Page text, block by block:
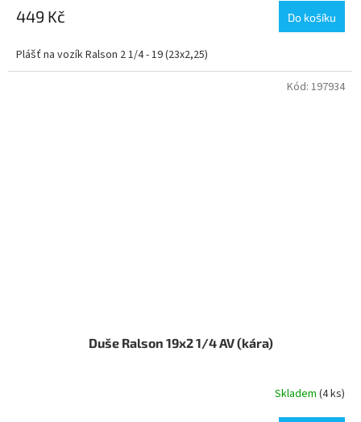
449 Kč Do košíku
Plášť na vozík Ralson 2 1/4 - 19 (23x2,25)
Duše Ralson 19x2 1/4 AV (kára)
Skladem (4 ks)
Kód: 197934